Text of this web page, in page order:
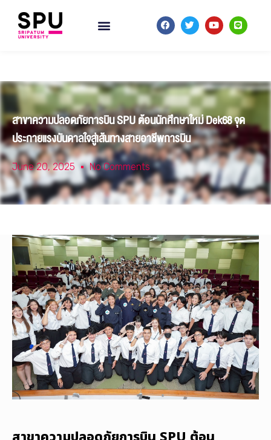
สาขาความปลอดภัยการบิน SPU ต้อนนักศึกษาใหม่ Dek68 จุด
ประกายแรงบันดาลใจสู่เส้นทางสายอาชีพการบิน
June 20, 2025 No Comments